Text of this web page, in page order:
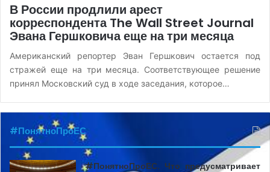
В России продлили арест
корреспондента The Wall Street Journal
Эвана Гершковича еще на три месяца
Американский репортер Эван Гершкович остается под
стражей еще на три месяца. Соответствующее решение
принял Московский суд в ходе заседания, которое…
#ПонятноПроЕС
#ПонятноПроЕС. Что предусматривает